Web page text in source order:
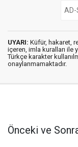
UYARI: Küfür, hakaret,
içeren, imla kuralları ile
Türkçe karakter
onaylanmamaktadır.
Önceki ve